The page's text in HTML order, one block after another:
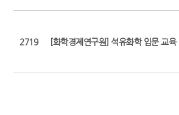
2719 [화학경제연구원] 석유화학 입문 교